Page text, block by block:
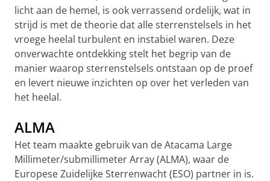
licht aan de hemel, is ook verrassend ordelijk, wat in
strijd is met de theorie dat alle sterrenstelsels in het
vroege heelal turbulent en instabiel waren. Deze
onverwachte ontdekking stelt het begrip van de
manier waarop sterrenstelsels ontstaan op de proef
en levert nieuwe inzichten op over het verleden van
het heelal.
ALMA
Het team maakte gebruik van de Atacama Large
Millimeter/submillimeter Array (ALMA), waar de
Europese Zuidelijke Sterrenwacht (ESO) partner in is.